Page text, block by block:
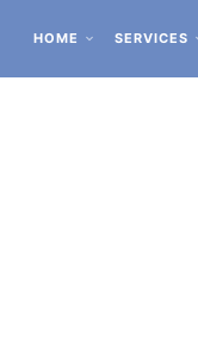
HOME SERVICES